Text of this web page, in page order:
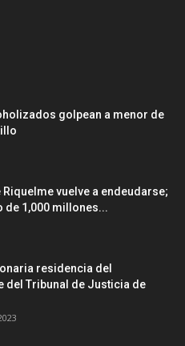
golpean a menor de
vuelve a endeudarse;
de 1,000 millones...
residencia del
del Tribunal de Justicia de